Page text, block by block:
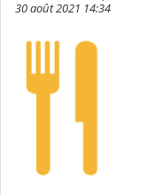
30 août 2021 14:34